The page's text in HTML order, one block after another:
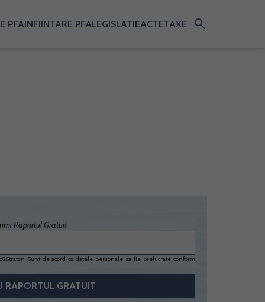
PFAINFIINTARE PFALEGISLATIEACTETAXE search
Raportul Gratuit
Sunt de acord ca datele personale sa fie prelucrate conform